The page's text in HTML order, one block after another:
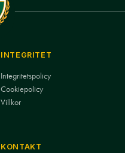
INTEGRITET
Integritetspolicy
Cookiepolicy
Villkor
KONTAKT